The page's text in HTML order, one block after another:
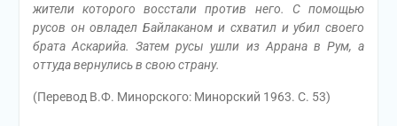
жители которого восстали против него. С помощью
русов он овладел Байлаканом и схватил и убил своего
брата Аскарийа. Затем русы ушли из Аррана в Рум, а
оттуда вернулись в свою страну.
(Перевод В.Ф. Минорского: Минорский 1963. С. 53)